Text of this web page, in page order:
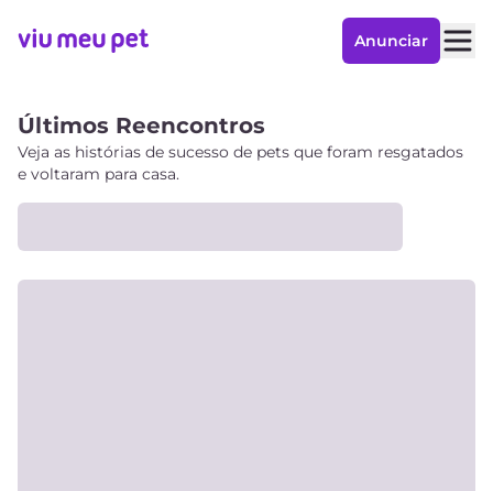
Anunciar
Últimos Reencontros
Veja as histórias de sucesso de pets que foram resgatados
e voltaram para casa.